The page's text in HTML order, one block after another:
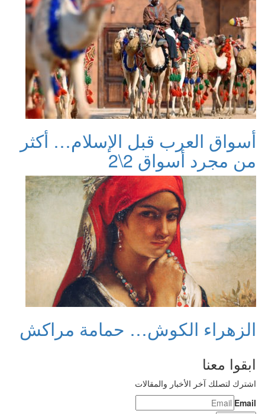
أسواق العرب قبل الإسلام… أكثر
من مجرد أسواق 2\2
الزهراء الكوش… حمامة مراكش
ابقوا معنا
اشترك لتصلك آخر الأخبار والمقالات
Email